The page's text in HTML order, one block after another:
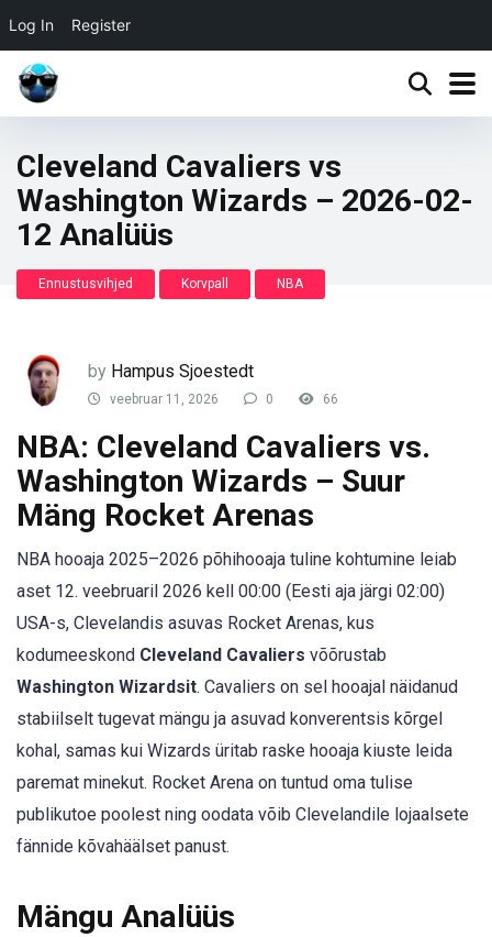
Log In Register
Cleveland Cavaliers vs
Washington Wizards – 2026-02-
12 Analüüs
Ennustusvihjed Korvpall NBA
by Hampus Sjoestedt
veebruar 11, 2026 0 66
NBA: Cleveland Cavaliers vs.
Washington Wizards – Suur
Mäng Rocket Arenas
NBA hooaja 2025–2026 põhihooaja tuline kohtumine leiab
aset 12. veebruaril 2026 kell 00:00 (Eesti aja järgi 02:00)
USA-s, Clevelandis asuvas Rocket Arenas, kus
kodumeeskond Cleveland Cavaliers võõrustab
Washington Wizardsit. Cavaliers on sel hooajal näidanud
stabiilselt tugevat mängu ja asuvad konverentsis kõrgel
kohal, samas kui Wizards üritab raske hooaja kiuste leida
paremat minekut. Rocket Arena on tuntud oma tulise
publikutoe poolest ning oodata võib Clevelandile lojaalsete
fännide kõvahäälset panust.
Mängu Analüüs